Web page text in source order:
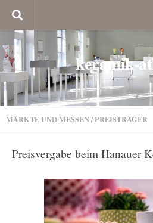
keramik-
MÄRKTE UND MESSEN /PREISTRÄGER
Preisvergabe beim Hanauer